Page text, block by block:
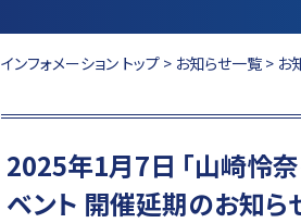
インフォメーション トップ > お知らせ一覧 > お
2025年1月7日 「山崎怜
ベント 開催延期のお知ら